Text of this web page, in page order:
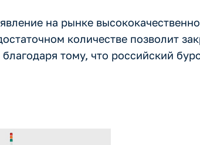
на рынке
количестве позволит
благодаря тому, что российский